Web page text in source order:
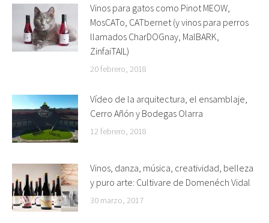
Vinos para gatos como Pinot MEOW,
MosCATo, CATbernet (y vinos para perros
llamados CharDOGnay, MalBARK,
ZinfaiTAIL)
20 febrero, 2018
Vídeo de la arquitectura, el ensamblaje,
Cerro Añón y Bodegas Olarra
12 febrero, 2018
Vinos, danza, música, creatividad, belleza
y puro arte: Cultivare de Domenéch Vidal
30 marzo, 2017